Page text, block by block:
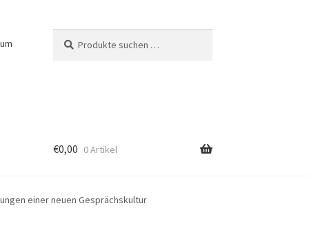
nach:
€0,00 0 Artikel
einer neuen Gesprächskultur